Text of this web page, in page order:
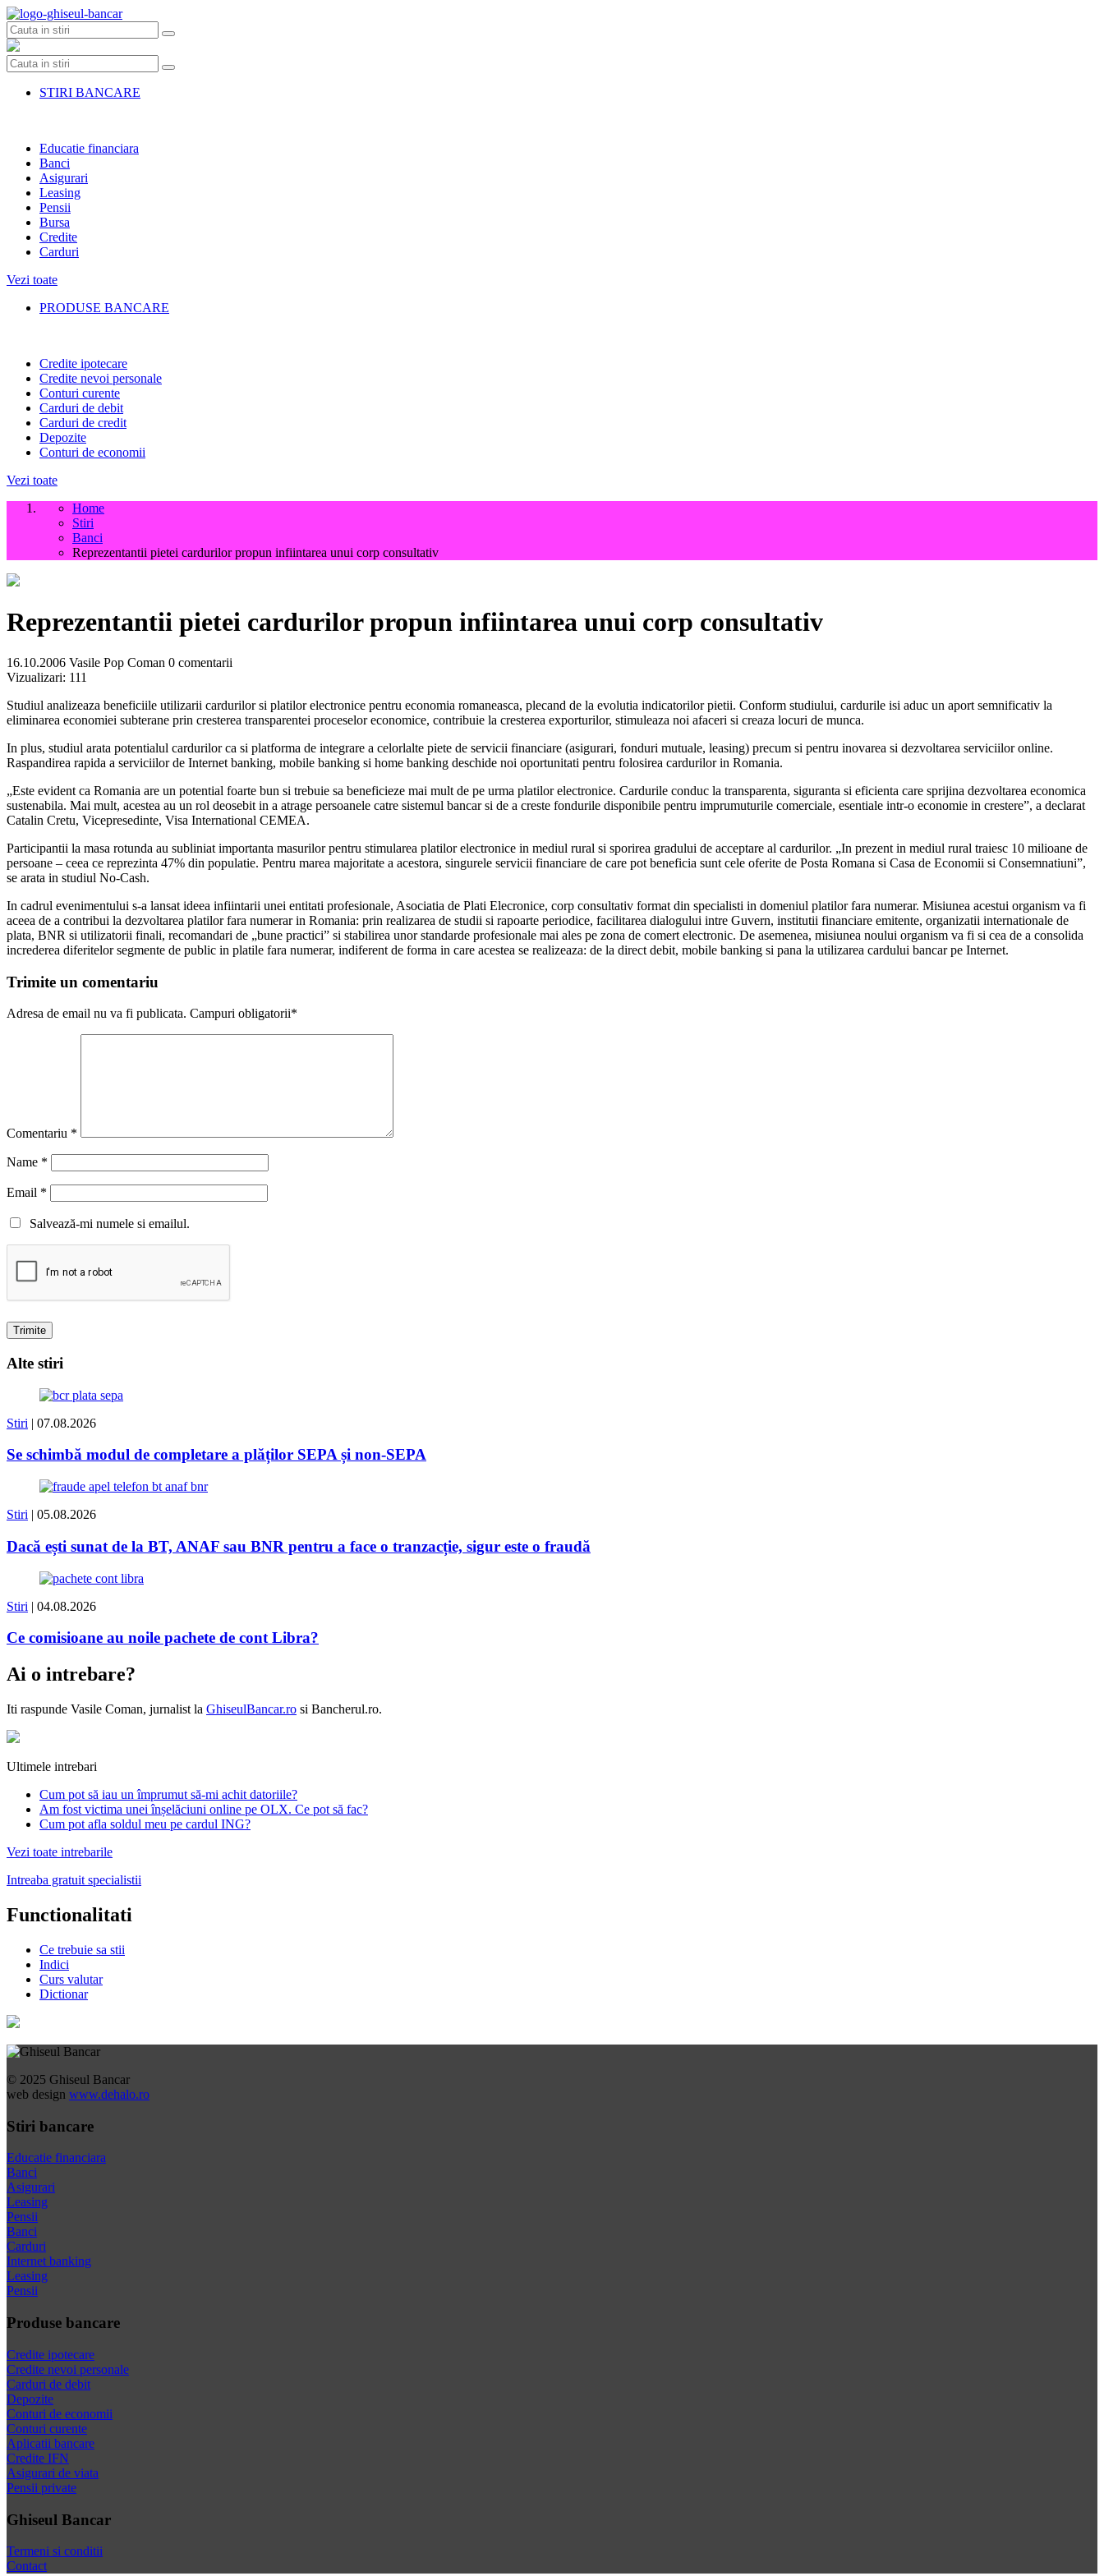
Skip
to
content
STIRI BANCARE
Educatie financiara
Banci
Asigurari
Leasing
Pensii
Bursa
Credite
Carduri
Vezi toate
PRODUSE BANCARE
Credite ipotecare
Credite nevoi personale
Conturi curente
Carduri de debit
Carduri de credit
Depozite
Conturi de economii
Vezi toate
Home
Stiri
Banci
Reprezentantii pietei cardurilor propun infiintarea unui corp consultativ
Reprezentantii pietei cardurilor propun infiintarea unui corp consultativ
16.10.2006 Vasile Pop Coman 0 comentarii
Vizualizari: 111
Studiul analizeaza beneficiile utilizarii cardurilor si platilor electronice pentru economia romaneasca, plecand de la evolutia indicatorilor pietii. Conform studiului, cardurile isi aduc un aport semnificativ la
eliminarea economiei subterane prin cresterea transparentei proceselor economice, contribuie la cresterea exporturilor, stimuleaza noi afaceri si creaza locuri de munca.
In plus, studiul arata potentialul cardurilor ca si platforma de integrare a celorlalte piete de servicii financiare (asigurari, fonduri mutuale, leasing) precum si pentru inovarea si dezvoltarea serviciilor online.
Raspandirea rapida a serviciilor de Internet banking, mobile banking si home banking deschide noi oportunitati pentru folosirea cardurilor in Romania.
„Este evident ca Romania are un potential foarte bun si trebuie sa beneficieze mai mult de pe urma platilor electronice. Cardurile conduc la transparenta, siguranta si eficienta care sprijina dezvoltarea economica
sustenabila. Mai mult, acestea au un rol deosebit in a atrage persoanele catre sistemul bancar si de a creste fondurile disponibile pentru imprumuturile comerciale, esentiale intr-o economie in crestere”, a declarat
Catalin Cretu, Vicepresedinte, Visa International CEMEA.
Participantii la masa rotunda au subliniat importanta masurilor pentru stimularea platilor electronice in mediul rural si sporirea gradului de acceptare al cardurilor. „In prezent in mediul rural traiesc 10 milioane de
persoane – ceea ce reprezinta 47% din populatie. Pentru marea majoritate a acestora, singurele servicii financiare de care pot beneficia sunt cele oferite de Posta Romana si Casa de Economii si Consemnatiuni”,
se arata in studiul No-Cash.
In cadrul evenimentului s-a lansat ideea infiintarii unei entitati profesionale, Asociatia de Plati Elecronice, corp consultativ format din specialisti in domeniul platilor fara numerar. Misiunea acestui organism va fi
aceea de a contribui la dezvoltarea platilor fara numerar in Romania: prin realizarea de studii si rapoarte periodice, facilitarea dialogului intre Guvern, institutii financiare emitente, organizatii internationale de
plata, BNR si utilizatorii finali, recomandari de „bune practici” si stabilirea unor standarde profesionale mai ales pe zona de comert electronic. De asemenea, misiunea noului organism va fi si cea de a consolida
increderea diferitelor segmente de public in platile fara numerar, indiferent de forma in care acestea se realizeaza: de la direct debit, mobile banking si pana la utilizarea cardului bancar pe Internet.
Trimite un comentariu
Adresa de email nu va fi publicata. Campuri obligatorii*
Comentariu *
Name *
Email *
Salvează-mi numele si emailul.
Alte stiri
Stiri | 07.08.2026
Se schimbă modul de completare a plăților SEPA și non-SEPA
Stiri | 05.08.2026
Dacă ești sunat de la BT, ANAF sau BNR pentru a face o tranzacție, sigur este o fraudă
Stiri | 04.08.2026
Ce comisioane au noile pachete de cont Libra?
Ai o intrebare?
Iti raspunde Vasile Coman, jurnalist la GhiseulBancar.ro si Bancherul.ro.
Ultimele intrebari
Cum pot să iau un împrumut să-mi achit datoriile?
Am fost victima unei înșelăciuni online pe OLX. Ce pot să fac?
Cum pot afla soldul meu pe cardul ING?
Vezi toate intrebarile
Intreaba gratuit specialistii
Functionalitati
Ce trebuie sa stii
Indici
Curs valutar
Dictionar
© 2025 Ghiseul Bancar
web design www.dehalo.ro
Stiri bancare
Educatie financiara
Banci
Asigurari
Leasing
Pensii
Banci
Carduri
Internet banking
Leasing
Pensii
Produse bancare
Credite ipotecare
Credite nevoi personale
Carduri de debit
Depozite
Conturi de economii
Conturi curente
Aplicatii bancare
Credite IFN
Asigurari de viata
Pensii private
Ghiseul Bancar
Termeni si conditii
Contact